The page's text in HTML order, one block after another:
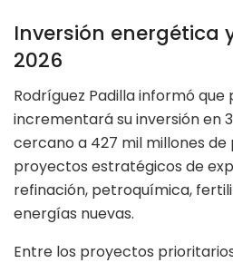
Inversión energética
2026
Rodríguez Padilla informó que
incrementará su inversión en
cercano a 427 mil millones de
proyectos estratégicos de
refinación, petroquímica,
energías nuevas.
Entre los proyectos